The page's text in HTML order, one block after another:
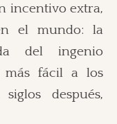
incentivo extra,
el mundo: la
del ingenio
fácil a los
después,